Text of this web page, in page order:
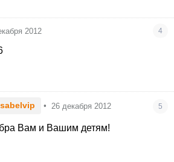
2012 4
• 26 декабря 2012 5
Вам и Вашим детям!